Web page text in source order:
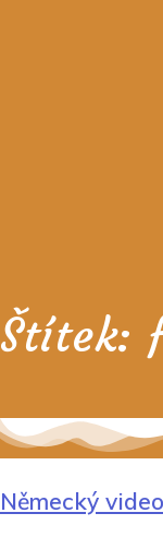
Štítek:
Německý